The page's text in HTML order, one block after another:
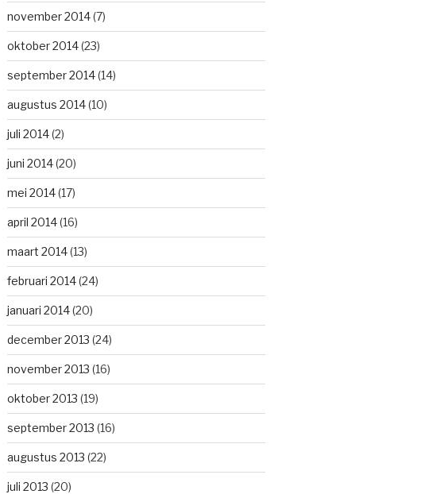
november 2014(7)
oktober 2014(23)
september 2014(14)
augustus 2014(10)
juli 2014(2)
juni 2014(20)
mei 2014(17)
april 2014(16)
maart 2014(13)
februari 2014(24)
januari 2014(20)
december 2013 (24)
november 2013 (16)
oktober 2013 (19)
september 2013 (16)
augustus 2013 (22)
juli 2013 (20)